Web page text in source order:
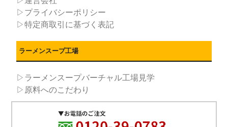
▷プライバシーポリシー
▷特定商取引に基づく表記
ラーメンスープ工場
▷ラーメンスープバーチャル工場見学
▷原料へのこだわり